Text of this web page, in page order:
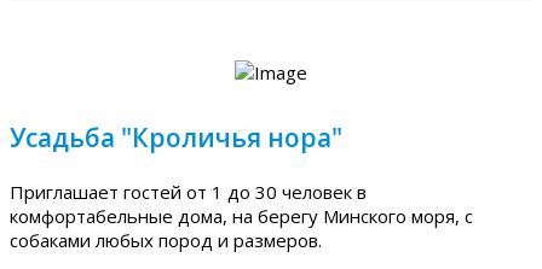
Усадьба "Кроличья нора"
Приглашает гостей от 1 до 30 человек в
комфортабельные дома, на берегу Минского моря, с
собаками любых пород и размеров.